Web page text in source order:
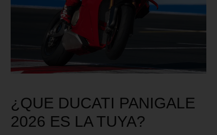
¿QUE DUCATI PANIGALE
2026 ES LA TUYA?